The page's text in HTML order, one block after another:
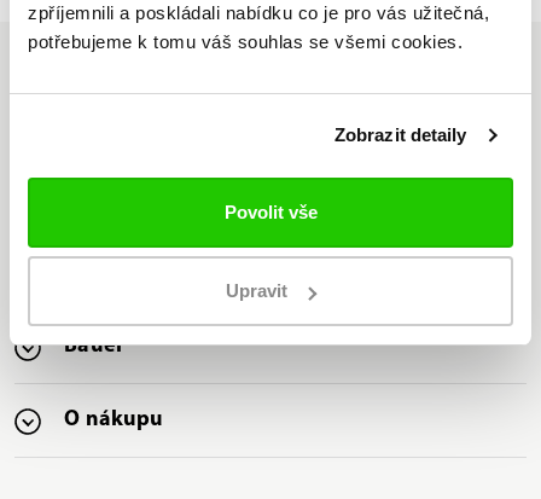
zpříjemnili a poskládali nabídku co je pro vás užitečná,
potřebujeme k tomu váš souhlas se všemi cookies.
Zobrazit detaily
Povolit vše
Upravit
distributor značky Bauer v ČR
Nabízíme nejširší sortiment
značky Bauer na trhu
Bauer
O nákupu